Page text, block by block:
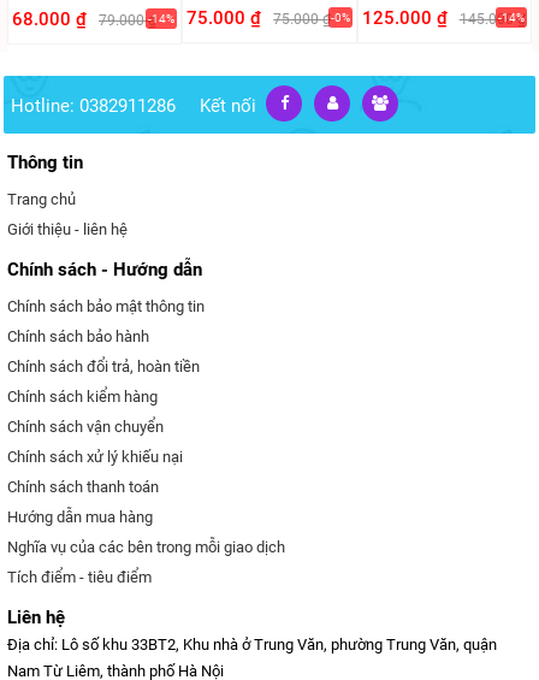
68.000 ₫ 79.000 ₫-14%
PVC)
75.000 ₫ 75.000 ₫-0% 125.000 ₫ 145.000 ₫
-14%
Hotline: 0382911286 Kết nối
Thông tin
Trang chủ
Giới thiệu - liên hệ
Chính sách - Hướng dẫn
Chính sách bảo mật thông tin
Chính sách bảo hành
Chính sách đổi trả, hoàn tiền
Chính sách kiểm hàng
Chính sách vận chuyển
Chính sách xử lý khiếu nại
Chính sách thanh toán
Hướng dẫn mua hàng
Nghĩa vụ của các bên trong mỗi giao dịch
Tích điểm - tiêu điểm
Liên hệ
Địa chỉ: Lô số khu 33BT2, Khu nhà ở Trung Văn, phường Trung Văn, quận
Nam Từ Liêm, thành phố Hà Nội